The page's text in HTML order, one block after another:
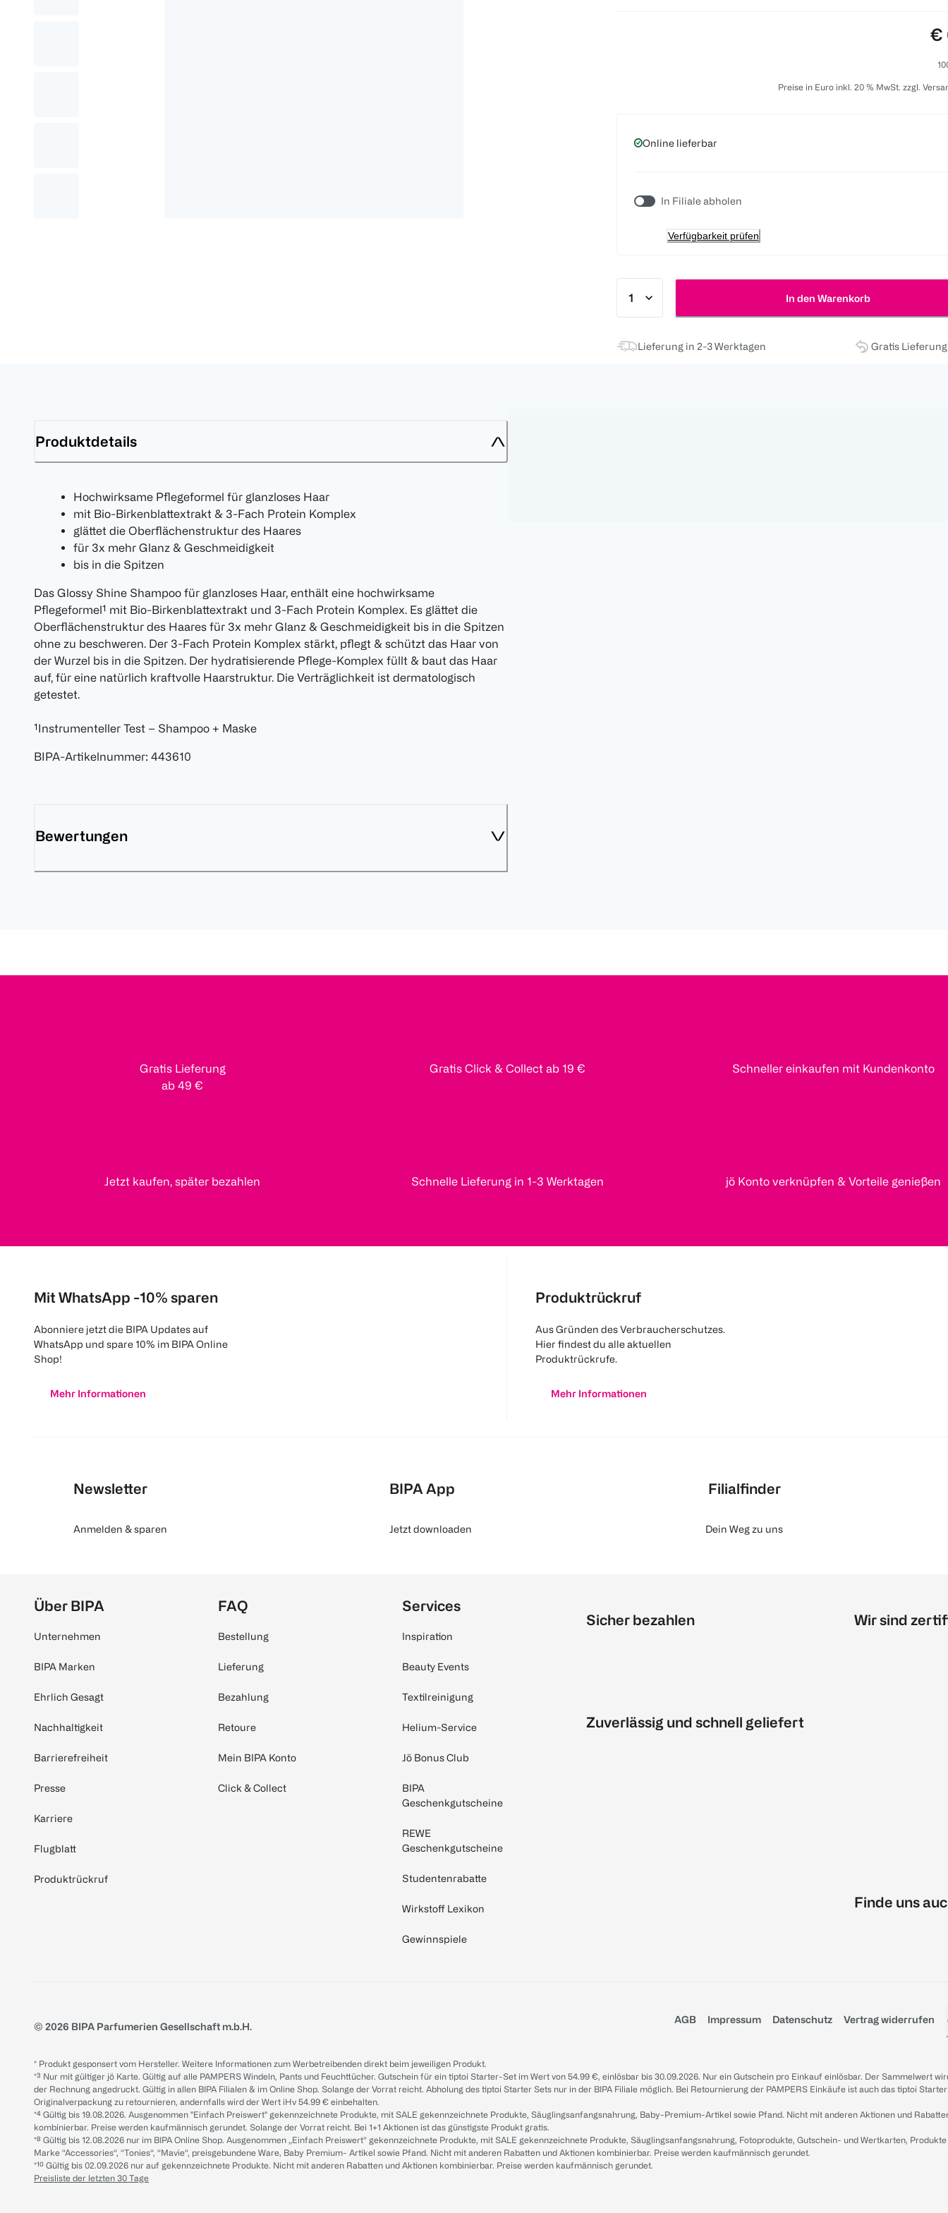
€
Preise in Euro inkl. 20 % MwSt. zzgl.
Online lieferbar
In Filiale abholen
Verfügbarkeit prüfen
In den Warenkorb
Lieferung in 2-3 Werktagen Gratis
Produktdetails
Hochwirksame Pflegeformel für glanzloses Haar
mit Bio-Birkenblattextrakt & 3-Fach Protein Komplex
glättet die Oberflächenstruktur des Haares
für 3x mehr Glanz & Geschmeidigkeit
bis in die Spitzen
Das Glossy Shine Shampoo für glanzloses Haar, enthält eine hochwirksame
Pflegeformel¹ mit Bio-Birkenblattextrakt und 3-Fach Protein Komplex. Es glättet die
Oberflächenstruktur des Haares für 3x mehr Glanz & Geschmeidigkeit bis in die Spitzen
ohne zu beschweren. Der 3-Fach Protein Komplex stärkt, pflegt & schützt das Haar von
der Wurzel bis in die Spitzen. Der hydratisierende Pflege-Komplex füllt & baut das Haar
auf, für eine natürlich kraftvolle Haarstruktur. Die Verträglichkeit ist dermatologisch
getestet.
¹Instrumenteller Test – Shampoo + Maske
BIPA-Artikelnummer: 443610
Bewertungen
Gratis Lieferung
ab 49 €
Gratis Click & Collect ab 19 € Schneller einkaufen mit Kundenkonto
Jetzt kaufen, später bezahlen Schnelle Lieferung in 1-3 Werktagen jö Konto verknüpfen & Vorteile genießen
Mit WhatsApp -10% sparen
Abonniere jetzt die BIPA Updates auf
WhatsApp und spare 10% im BIPA Online
Shop!
Mehr Informationen
Produktrückruf
Aus Gründen des Verbraucherschutzes.
Hier findest du alle aktuellen
Produktrückrufe.
Mehr Informationen
Newsletter
Anmelden & sparen
BIPA App
Jetzt downloaden
Filialfinder
Dein Weg zu uns
Über BIPA
Unternehmen
BIPA Marken
Ehrlich Gesagt
Nachhaltigkeit
Barrierefreiheit
Presse
Karriere
Flugblatt
Produktrückruf
FAQ
Bestellung
Lieferung
Bezahlung
Retoure
Mein BIPA Konto
Click & Collect
Services
Inspiration
Beauty Events
Textilreinigung
Helium-Service
Jö Bonus Club
BIPA
Geschenkgutscheine
REWE
Geschenkgutscheine
Studentenrabatte
Wirkstoff Lexikon
Gewinnspiele
Sicher bezahlen
Zuverlässig und schnell geliefert
Wir sind
Finde uns
© 2026 BIPA Parfumerien Gesellschaft m.b.H.
AGB Impressum Datenschutz Vertrag widerrufen
* Produkt gesponsert vom Hersteller. Weitere Informationen zum Werbetreibenden direkt beim jeweiligen Produkt.
*³ Nur mit gültiger jö Karte. Gültig auf alle PAMPERS Windeln, Pants und Feuchttücher. Gutschein für ein tiptoi Starter-Set im Wert von 54.99 €, einlösbar bis 30.09.2026. Nur ein Gutschein pro Einkauf einlösbar. Der Sammelwert
der Rechnung angedruckt. Gültig in allen BIPA Filialen & im Online Shop. Solange der Vorrat reicht. Abholung des tiptoi Starter Sets nur in der BIPA Filiale möglich. Bei Retournierung der PAMPERS Einkäufe ist auch das tiptoi
Originalverpackung zu retournieren, andernfalls wird der Wert iHv 54.99 € einbehalten.
*⁴ Gültig bis 19.08.2026. Ausgenommen "Einfach Preiswert" gekennzeichnete Produkte, mit SALE gekennzeichnete Produkte, Säuglingsanfangsnahrung, Baby-Premium-Artikel sowie Pfand. Nicht mit anderen Aktionen und
kombinierbar. Preise werden kaufmännisch gerundet. Solange der Vorrat reicht. Bei 1+1 Aktionen ist das günstigste Produkt gratis.
*⁸ Gültig bis 12.08.2026 nur im BIPA Online Shop. Ausgenommen „Einfach Preiswert“ gekennzeichnete Produkte, mit SALE gekennzeichnete Produkte, Säuglingsanfangsnahrung, Fotoprodukte, Gutschein- und Wertkarten,
Marke “Accessories“, “Tonies“, “Mavie“, preisgebundene Ware, Baby Premium- Artikel sowie Pfand. Nicht mit anderen Rabatten und Aktionen kombinierbar. Preise werden kaufmännisch gerundet.
*¹⁰ Gültig bis 02.09.2026 nur auf gekennzeichnete Produkte. Nicht mit anderen Rabatten und Aktionen kombinierbar. Preise werden kaufmännisch gerundet.
Preisliste der letzten 30 Tage